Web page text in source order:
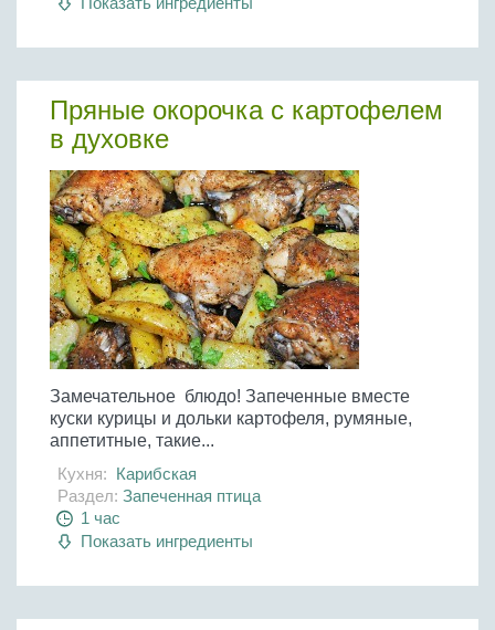
Бобовые
Яйца
Крупы
Пряные окорочка с картофелем
в духовке
Замечательное блюдо! Запеченные вместе
куски курицы и дольки картофеля, румяные,
аппетитные, такие...
Кухня: Карибская
Раздел: Запеченная птица
1 час
Показать ингредиенты